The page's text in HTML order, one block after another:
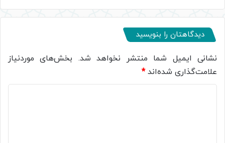
دیدگاهتان را بنویسید
نشانی ایمیل شما منتشر نخواهد شد. بخش‌های موردنیاز
علامت‌گذاری شده‌اند*